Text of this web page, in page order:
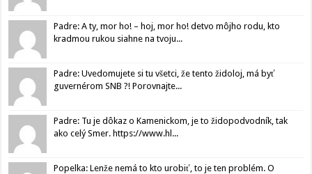
Padre: A ty, mor ho! – hoj, mor ho! detvo môjho rodu, kto
kradmou rukou siahne na tvoju...
Padre: Uvedomujete si tu všetci, že tento židoloj, má byť
guvernérom SNB ?! Porovnajte...
Padre: Tu je dôkaz o Kamenickom, je to židopodvodník, tak
ako celý Smer. https://www.hl...
Popelka: Lenže nemá to kto urobiť, to je ten problém. O